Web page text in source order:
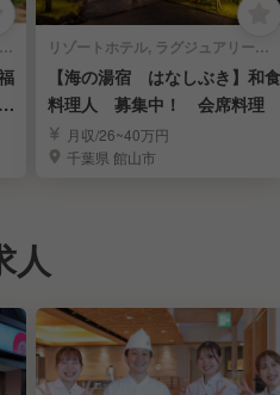
シティホテル, ビジネスホテル | 調理部門 | キッチンスタッフ リゾートホテル, ラグジュアリーホテル, 旅館・温泉, オーベルジュ | 調理部門 | キッチンスタッフ
【海の湯宿 はなしぶき】和食
料理人 募集中！ 会席料理
月収/26~40万円
千葉県 館山市
人